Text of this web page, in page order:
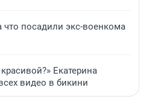
что посадили экс-военкома
Екатерина
видео в бикини